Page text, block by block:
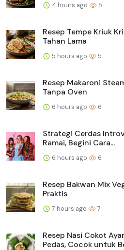
4 hours ago 5
Resep Tempe Kriuk
Tahan Lama
5 hours ago 5
Resep Makaroni
Tanpa Oven
6 hours ago 6
Strategi Cerdas
Ramai, Begini Cara...
6 hours ago 6
Resep Bakwan Mix
Praktis
7 hours ago 7
Resep Nasi Cokot
Pedas, Cocok untuk